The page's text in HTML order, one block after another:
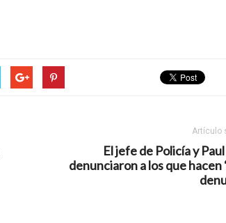
Artículo
El jefe de Policía y
denunciaron a los que hacen